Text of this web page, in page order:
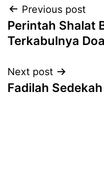
Post
navigation
Previous post
Perintah Shalat
Terkabulnya Doa
Next post
Fadilah